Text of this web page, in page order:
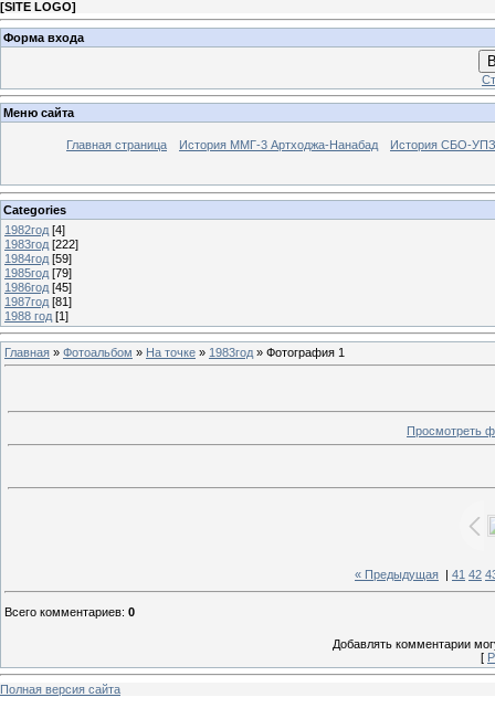
[SITE LOGO]
Форма входа
Меню сайта
Главная страница История ММГ-3 Артходжа-Нанабад История СБО-УПЗ
Categories
1982год [4]
1983год [222]
1984год [59]
1985год [79]
1986год [45]
1987год [81]
1988 год [1]
Главная » Фотоальбом » На точке » 1983год » Фотография 1
Просмотреть
« Предыдущая 41 42
Всего комментариев: 0
Добавлять комментарии
[
Полная версия сайта